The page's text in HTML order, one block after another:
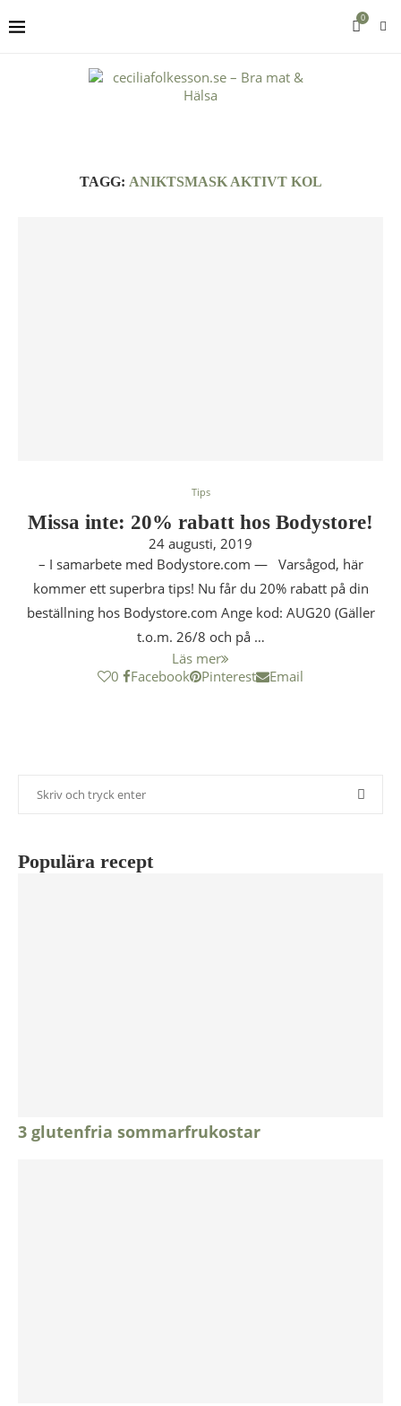
0
TAGG: ANIKTSMASK AKTIVT KOL
Tips
Missa inte: 20% rabatt hos Bodystore!
24 augusti, 2019
– I samarbete med Bodystore.com — Varsågod, här
kommer ett superbra tips! Nu får du 20% rabatt på din
beställning hos Bodystore.com Ange kod: AUG20 (Gäller
t.o.m. 26/8 och på …
Läs mer
0
Facebook Pinterest Email
Populära recept
3 glutenfria sommarfrukostar